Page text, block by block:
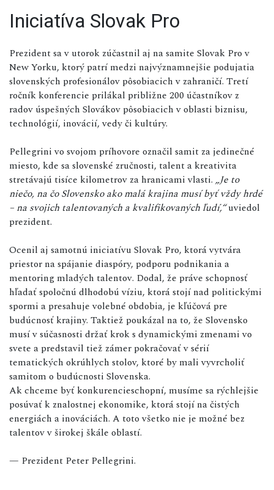
Iniciatíva Slovak Pro
Prezident sa v utorok zúčastnil aj na samite Slovak Pro v
New Yorku, ktorý patrí medzi najvýznamnejšie podujatia
slovenských profesionálov pôsobiacich v zahraničí. Tretí
ročník konferencie prilákal približne 200 účastníkov z
radov úspešných Slovákov pôsobiacich v oblasti biznisu,
technológií, inovácií, vedy či kultúry.
Pellegrini vo svojom príhovore označil samit za jedinečné
miesto, kde sa slovenské zručnosti, talent a kreativita
stretávajú tisíce kilometrov za hranicami vlasti. „Je to
niečo, na čo Slovensko ako malá krajina musí byť vždy hrdé
– na svojich talentovaných a kvalifikovaných ľudí,“uviedol
prezident.
Ocenil aj samotnú iniciatívu Slovak Pro, ktorá vytvára
priestor na spájanie diaspóry, podporu podnikania a
mentoring mladých talentov. Dodal, že práve schopnosť
hľadať spoločnú dlhodobú víziu, ktorá stojí nad politickými
spormi a presahuje volebné obdobia, je kľúčová pre
budúcnosť krajiny. Taktiež poukázal na to, že Slovensko
musí v súčasnosti držať krok s dynamickými zmenami vo
svete a predstavil tiež zámer pokračovať v sérií
tematických okrúhlych stolov, ktoré by mali vyvrcholiť
samitom o budúcnosti Slovenska.
Ak chceme byť konkurencieschopní, musíme sa rýchlejšie
posúvať k znalostnej ekonomike, ktorá stojí na čistých
energiách a inováciách. A toto všetko nie je možné bez
talentov v širokej škále oblastí.
— Prezident Peter Pellegrini.